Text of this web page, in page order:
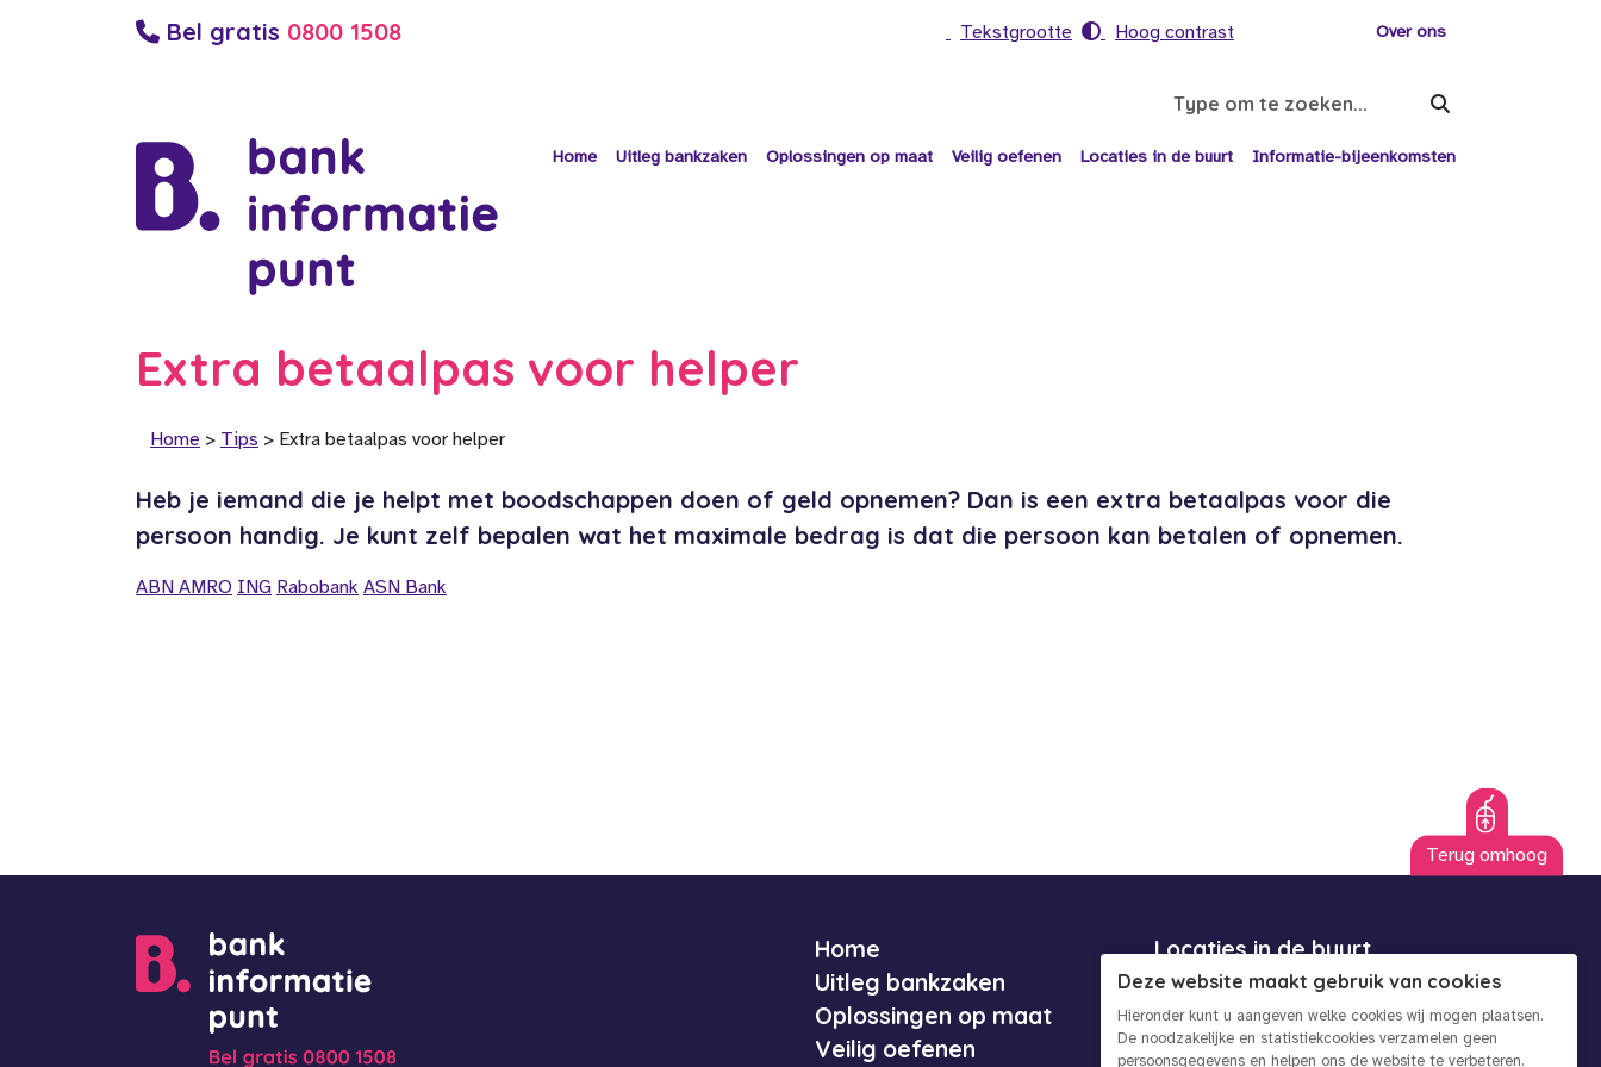
Bel gratis 0800 1508 Tekstgrootte Hoog contrast Over ons
Search
Home Uitleg bankzaken Oplossingen op maat Veilig oefenen Locaties in de buurt Informatie-bijeenkomsten
Extra betaalpas voor helper
Home > Tips > Extra betaalpas voor helper
Heb je iemand die je helpt met boodschappen doen of geld opnemen? Dan is een extra betaalpas voor die
persoon handig. Je kunt zelf bepalen wat het maximale bedrag is dat die persoon kan betalen of opnemen.
ABN AMRO ING Rabobank ASN Bank
Terug omhoog
Home
Uitleg bankzaken
Oplossingen op maat
Veilig oefenen
Locaties in de buurt
Informatie-bijeenkomsten
Voor helpers
Over ons
Deze website maakt gebruik van cookies
Hieronder kunt u aangeven welke cookies wij mogen plaatsen.
De noodzakelijke en statistiekcookies verzamelen geen
persoonsgegevens en helpen ons de website te verbeteren.